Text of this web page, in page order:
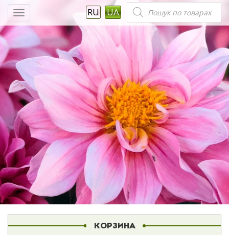
Меню RU UA Пошук
товарів
КОРЗИНА